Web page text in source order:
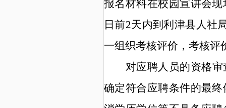
报名材料在校园宣讲会
日前2天内到利津县人社
一组织考核评价 ， 考核评
对应聘人员的资格
确定符合应聘条件的最